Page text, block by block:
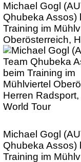
Michael Gogl
Qhubeka Assos)
Training im
Oberösterreich,
Radsport, UCI
Michael Gogl
Qhubeka Assos)
Training im